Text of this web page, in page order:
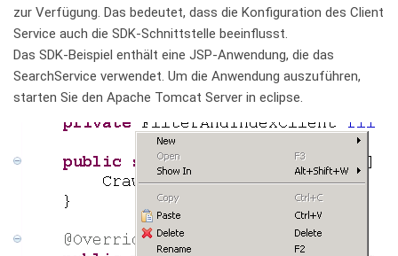
zur Verfügung. Das bedeutet, dass die Konfiguration des Client
Service auch die SDK-Schnittstelle beeinflusst.
Das SDK-Beispiel enthält eine JSP-Anwendung, die das
SearchService verwendet. Um die Anwendung auszuführen,
starten Sie den Apache Tomcat Server in eclipse.